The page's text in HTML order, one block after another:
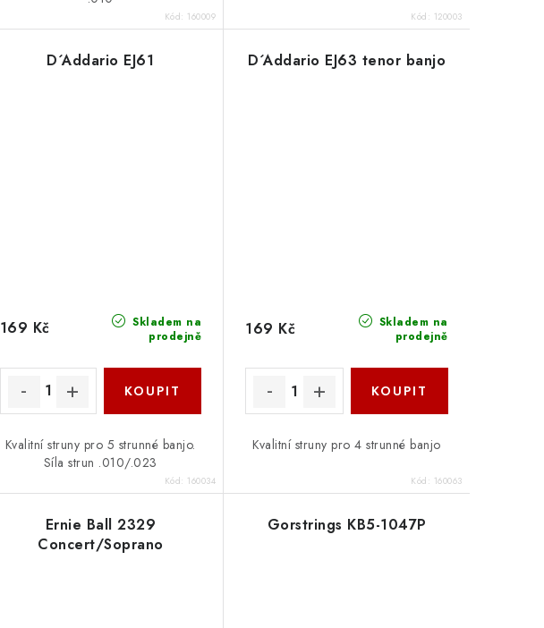
Kód: 160009 Kód: 120003
D´Addario EJ61
Skladem na
prodejně
169 Kč
Kvalitní struny pro 5 strunné banjo.
Síla strun .010/.023
Kód: 160034
D´Addario EJ63 tenor banjo
Skladem na
prodejně
169 Kč
Kvalitní struny pro 4 strunné banjo
Kód: 160063
Ernie Ball 2329
Concert/Soprano
Gorstrings KB5-1047P